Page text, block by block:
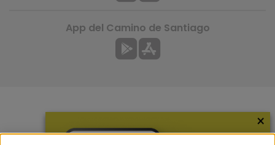
App del Camino de Santiago
×